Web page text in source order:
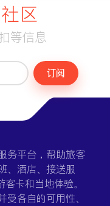
区
等信息
订阅
务平台，帮助旅客
、酒店、接送服
卡和当地体验。
受各自的可用性、